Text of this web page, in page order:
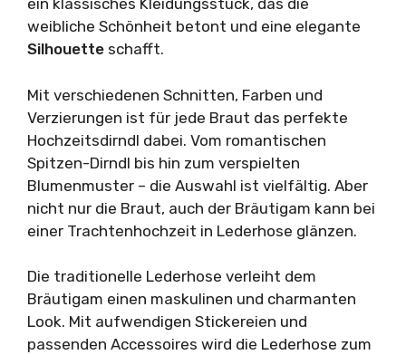
ein klassisches Kleidungsstück, das die
weibliche Schönheit betont und eine elegante
Silhouette schafft.
Mit verschiedenen Schnitten, Farben und
Verzierungen ist für jede Braut das perfekte
Hochzeitsdirndl dabei. Vom romantischen
Spitzen-Dirndl bis hin zum verspielten
Blumenmuster – die Auswahl ist vielfältig. Aber
nicht nur die Braut, auch der Bräutigam kann bei
einer Trachtenhochzeit in Lederhose glänzen.
Die traditionelle Lederhose verleiht dem
Bräutigam einen maskulinen und charmanten
Look. Mit aufwendigen Stickereien und
passenden Accessoires wird die Lederhose zum